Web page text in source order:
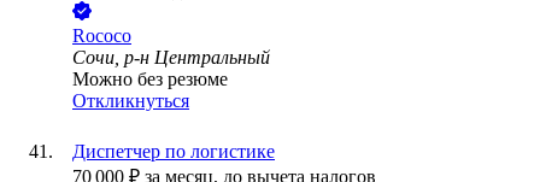
Rococo
Сочи, р-н Центральный
Можно без резюме
Откликнуться
Диспетчер по логистике
70 000 ₽ за месяц, до вычета налогов